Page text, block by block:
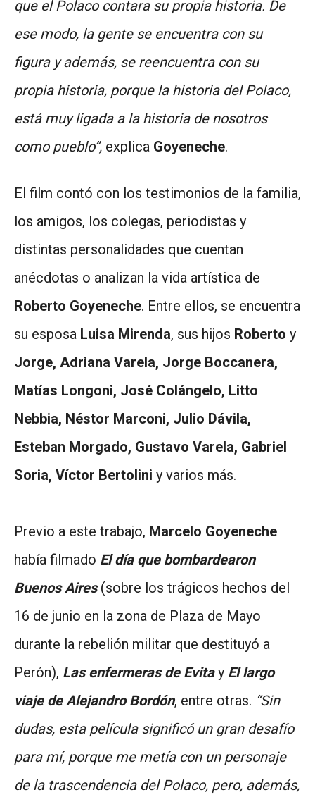
que el Polaco contara su propia historia. De
ese modo, la gente se encuentra con su
figura y además, se reencuentra con su
propia historia, porque la historia del Polaco,
está muy ligada a la historia de nosotros
como pueblo”, explica Goyeneche.
El film contó con los testimonios de la familia,
los amigos, los colegas, periodistas y
distintas personalidades que cuentan
anécdotas o analizan la vida artística de
Roberto Goyeneche. Entre ellos, se encuentra
su esposa Luisa Mirenda, sus hijos Roberto y
Jorge, Adriana Varela, Jorge Boccanera,
Matías Longoni, José Colángelo, Litto
Nebbia, Néstor Marconi, Julio Dávila,
Esteban Morgado, Gustavo Varela, Gabriel
Soria, Víctor Bertolini y varios más.
Previo a este trabajo, Marcelo Goyeneche
había filmado El día que bombardearon
Buenos Aires(sobre los trágicos hechos del
16 de junio en la zona de Plaza de Mayo
durante la rebelión militar que destituyó a
Perón), Las enfermeras de Evitay El largo
viaje de Alejandro Bordón, entre otras. “Sin
dudas, esta película significó un gran desafío
para mí, porque me metía con un personaje
de la trascendencia del Polaco, pero, además,